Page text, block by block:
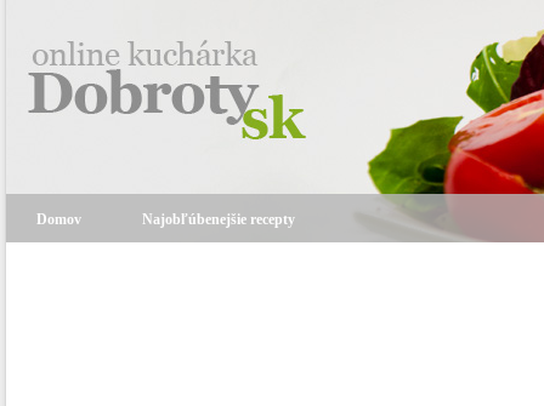
Domov Najobľúbenejšie recepty